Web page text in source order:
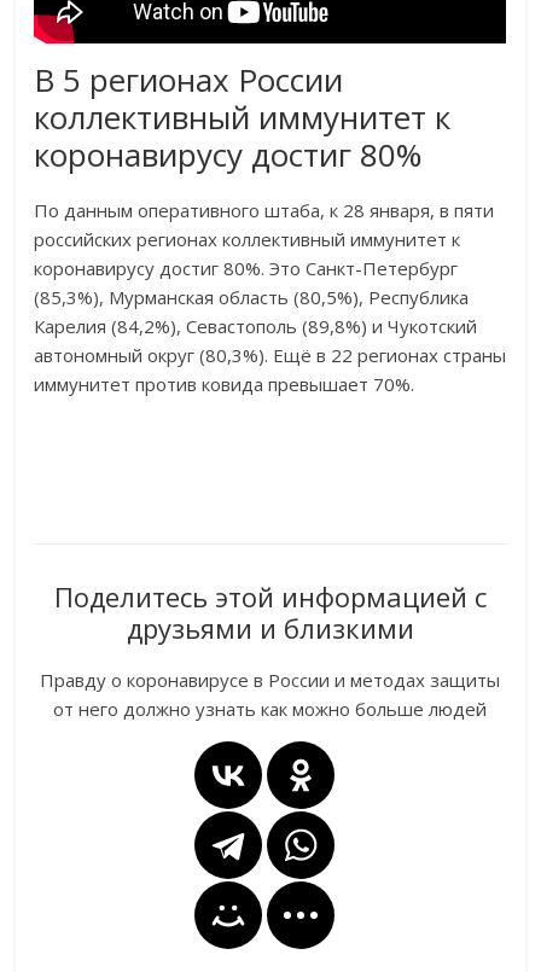
В 5 регионах России
коллективный иммунитет к
коронавирусу достиг 80%
По данным оперативного штаба, к 28 января, в пяти
российских регионах коллективный иммунитет к
коронавирусу достиг 80%. Это Санкт-Петербург
(85,3%), Мурманская область (80,5%), Республика
Карелия (84,2%), Севастополь (89,8%) и Чукотский
автономный округ (80,3%). Ещё в 22 регионах страны
иммунитет против ковида превышает 70%.
Поделитесь этой информацией с
друзьями и близкими
Правду о коронавирусе в России и методах защиты
от него должно узнать как можно больше людей